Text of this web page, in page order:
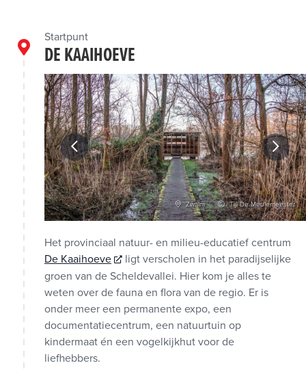
Startpunt
DE KAAIHOEVE
Zwalm Tijl De Meulemeester
Het provinciaal natuur- en milieu-educatief centrum
De Kaaihoeve
ligt verscholen in het paradijselijke
groen van de Scheldevallei. Hier kom je alles te
weten over de fauna en flora van de regio. Er is
onder meer een permanente expo, een
documentatiecentrum, een natuurtuin op
kindermaat én een vogelkijkhut voor de
liefhebbers.